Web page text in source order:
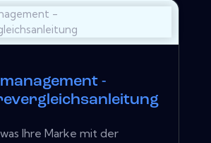
-
Ihre Marke mit der